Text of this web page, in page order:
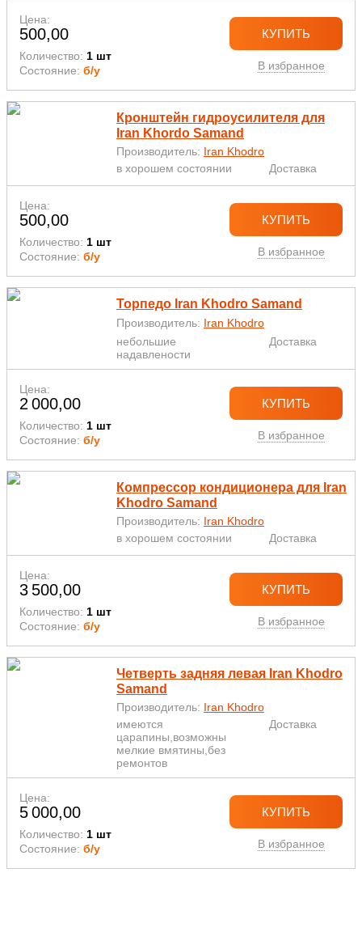
Цена:
500,00
Количество: 1 шт
Состояние: б/у
КУПИТЬ
В избранное
Кронштейн гидроусилителя для
Iran Khordo Samand
Производитель: Iran Khodro
в хорошем состоянии
Доставка
Цена:
500,00
Количество: 1 шт
Состояние: б/у
КУПИТЬ
В избранное
Торпедо Iran Khodro Samand
Производитель: Iran Khodro
небольшие
надавлености
Доставка
Цена:
2 000,00
Количество: 1 шт
Состояние: б/у
КУПИТЬ
В избранное
Компрессор кондиционера для Iran
Khodro Samand
Производитель: Iran Khodro
в хорошем состоянии
Доставка
Цена:
3 500,00
Количество: 1 шт
Состояние: б/у
КУПИТЬ
В избранное
Четверть задняя левая Iran Khodro
Samand
Производитель: Iran Khodro
имеются
царапины,возможны
мелкие вмятины,без
ремонтов
Доставка
Цена:
5 000,00
Количество: 1 шт
Состояние: б/у
КУПИТЬ
В избранное